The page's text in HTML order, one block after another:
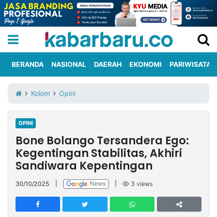
Iklan
Berita
Kami
Nasional
International
Olahraga
Entertainment
Daerah
Pariwisata
Kuliner
Kolom
Network
PT
TREETAN
BERANDA NASIONAL DAERAH EKONOMI PARIWISATA
Kolom Opini
OPINI
Bone Bolango Tersandera Ego:
Kegentingan Stabilitas, Akhiri
Sandiwara Kepentingan
30/10/2025 3 views